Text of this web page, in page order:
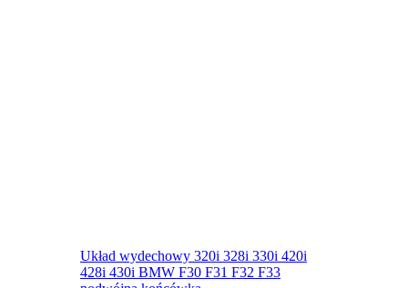
Układ wydechowy 320i 328i 330i 420i
428i 430i BMW F30 F31 F32 F33